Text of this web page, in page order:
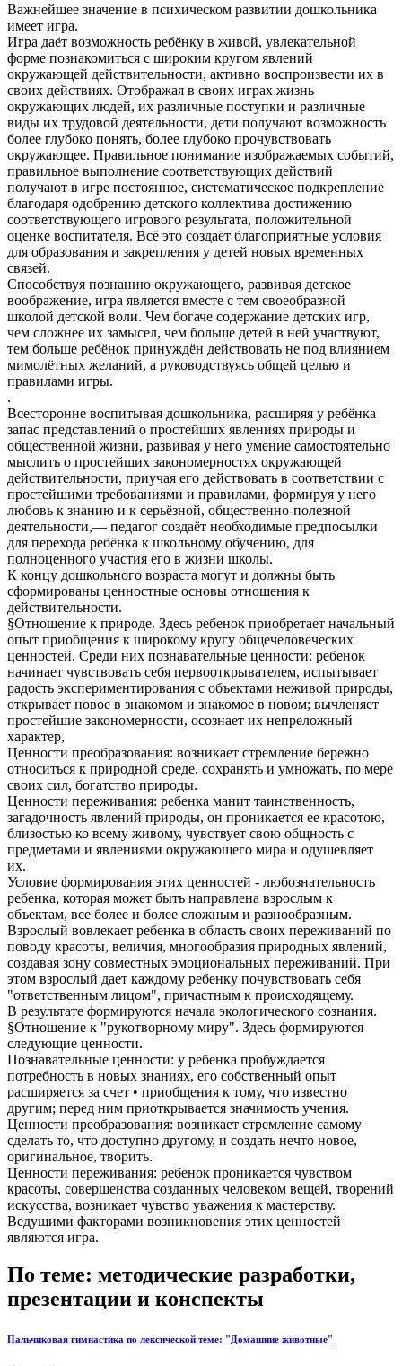
Важнейшее значение в психическом развитии дошкольника
имеет игра.
Игра даёт возможность ребёнку в живой, увлекательной
форме познакомиться с широким кругом явлений
окружающей действительности, активно воспроизвести их в
своих действиях. Отображая в своих играх жизнь
окружающих людей, их различные поступки и различные
виды их трудовой деятельности, дети получают возможность
более глубоко понять, более глубоко прочувствовать
окружающее. Правильное понимание изображаемых событий,
правильное выполнение соответствующих действий
получают в игре постоянное, систематическое подкрепление
благодаря одобрению детского коллектива достижению
соответствующего игрового результата, положительной
оценке воспитателя. Всё это создаёт благоприятные условия
для образования и закрепления у детей новых временных
связей.
Способствуя познанию окружающего, развивая детское
воображение, игра является вместе с тем своеобразной
школой детской воли. Чем богаче содержание детских игр,
чем сложнее их замысел, чем больше детей в ней участвуют,
тем больше ребёнок принуждён действовать не под влиянием
мимолётных желаний, а руководствуясь общей целью и
правилами игры.
.
Всесторонне воспитывая дошкольника, расширяя у ребёнка
запас представлений о простейших явлениях природы и
общественной жизни, развивая у него умение самостоятельно
мыслить о простейших закономерностях окружающей
действительности, приучая его действовать в соответствии с
простейшими требованиями и правилами, формируя у него
любовь к знанию и к серьёзной, общественно-полезной
деятельности,— педагог создаёт необходимые предпосылки
для перехода ребёнка к школьному обучению, для
полноценного участия его в жизни школы.
К концу дошкольного возраста могут и должны быть
сформированы ценностные основы отношения к
действительности.
§Отношение к природе. Здесь ребенок приобретает начальный
опыт приобщения к широкому кругу общечеловеческих
ценностей. Среди них познавательные ценности: ребенок
начинает чувствовать себя первооткрывателем, испытывает
радость экспериментирования с объектами неживой природы,
открывает новое в знакомом и знакомое в новом; вычленяет
простейшие закономерности, осознает их непреложный
характер,
Ценности преобразования: возникает стремление бережно
относиться к природной среде, сохранять и умножать, по мере
своих сил, богатство природы.
Ценности переживания: ребенка манит таинственность,
загадочность явлений природы, он проникается ее красотою,
близостью ко всему живому, чувствует свою общность с
предметами и явлениями окружающего мира и одушевляет
их.
Условие формирования этих ценностей - любознательность
ребенка, которая может быть направлена взрослым к
объектам, все более и более сложным и разнообразным.
Взрослый вовлекает ребенка в область своих переживаний по
поводу красоты, величия, многообразия природных явлений,
создавая зону совместных эмоциональных переживаний. При
этом взрослый дает каждому ребенку почувствовать себя
"ответственным лицом", причастным к происходящему.
В результате формируются начала экологического сознания.
§Отношение к "рукотворному миру". Здесь формируются
следующие ценности.
Познавательные ценности: у ребенка пробуждается
потребность в новых знаниях, его собственный опыт
расширяется за счет • приобщения к тому, что известно
другим; перед ним приоткрывается значимость учения.
Ценности преобразования: возникает стремление самому
сделать то, что доступно другому, и создать нечто новое,
оригинальное, творить.
Ценности переживания: ребенок проникается чувством
красоты, совершенства созданных человеком вещей, творений
искусства, возникает чувство уважения к мастерству.
Ведущими факторами возникновения этих ценностей
являются игра.
По теме: методические разработки,
презентации и конспекты
Пальчиковая гимнастика по лексической теме: "Домашние животные"